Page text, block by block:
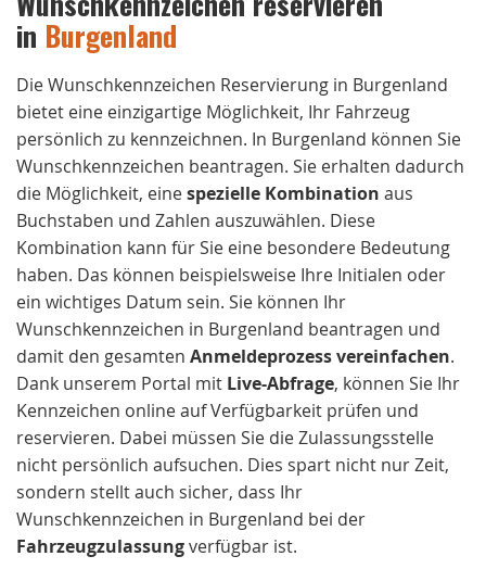
in Burgenland
Die Wunschkennzeichen Reservierung in Burgenland
bietet eine einzigartige Möglichkeit, Ihr Fahrzeug
persönlich zu kennzeichnen. In Burgenland können Sie
Wunschkennzeichen beantragen. Sie erhalten dadurch
die Möglichkeit, einespezielle Kombination aus
Buchstaben und Zahlen auszuwählen. Diese
Kombination kann für Sie eine besondere Bedeutung
haben. Das können beispielsweise Ihre Initialen oder
ein wichtiges Datum sein. Sie können Ihr
Wunschkennzeichen in Burgenland beantragen und
damit den gesamten Anmeldeprozess vereinfachen.
Dank unserem Portal mit Live-Abfrage, können Sie Ihr
Kennzeichen online auf Verfügbarkeit prüfen und
reservieren. Dabei müssen Sie die Zulassungsstelle
nicht persönlich aufsuchen. Dies spart nicht nur Zeit,
sondern stellt auch sicher, dass Ihr
Wunschkennzeichen in Burgenland bei der
Fahrzeugzulassungverfügbar ist.